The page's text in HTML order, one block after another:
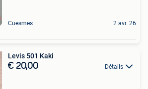
Cuesmes 2 avr. 26
Levis 501 Kaki
€ 20,00 Détails